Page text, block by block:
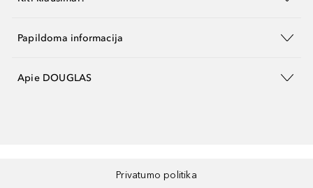
Papildoma informacija
Apie DOUGLAS
Privatumo politika